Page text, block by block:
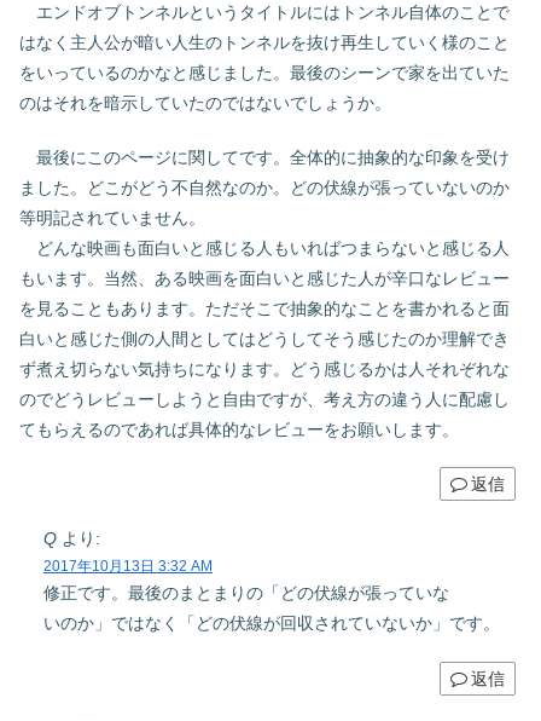
エンドオブトンネルというタイトルにはトンネル自体のことで
はなく主人公が暗い人生のトンネルを抜け再生していく様のこと
をいっているのかなと感じました。最後のシーンで家を出ていた
のはそれを暗示していたのではないでしょうか。
最後にこのページに関してです。全体的に抽象的な印象を受け
ました。どこがどう不自然なのか。どの伏線が張っていないのか
等明記されていません。
どんな映画も面白いと感じる人もいればつまらないと感じる人
もいます。当然、ある映画を面白いと感じた人が辛口なレビュー
を見ることもあります。ただそこで抽象的なことを書かれると面
白いと感じた側の人間としてはどうしてそう感じたのか理解でき
ず煮え切らない気持ちになります。どう感じるかは人それぞれな
のでどうレビューしようと自由ですが、考え方の違う人に配慮し
てもらえるのであれば具体的なレビューをお願いします。
返信
Q より:
2017年10月13日 3:32 AM
修正です。最後のまとまりの「どの伏線が張っていな
いのか」ではなく「どの伏線が回収されていないか」です。
返信